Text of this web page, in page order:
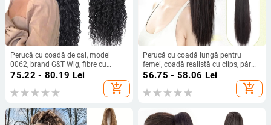
Perucă cu coadă de cal, model
0062, brand G&T Wig, fibre cu
temperatură înaltă, mecanism de
75.22 - 80.19 Lei
add_shopping_cart
Perucă cu coadă lungă pentru
femei, coadă realistă cu clips, păr
drept lung, fibră rezistentă la
temperatură, model cu mecanism
56.75 - 58.06 Lei
add_shopping_cart